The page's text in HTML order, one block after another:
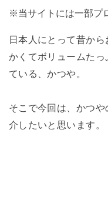
※当サイトには一部プ
日本人にとって昔か
かくてボリュームた
ている、かつや。
そこで今回は、かつ
介したいと思います。